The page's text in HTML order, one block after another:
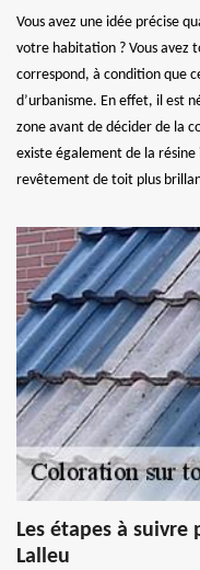
Vous avez une idée précise
votre habitation ? Vous avez
correspond, à condition que
d’urbanisme. En effet, il est
zone avant de décider de la
existe également de la
revêtement de toit plus
Les étapes à
Lalleu